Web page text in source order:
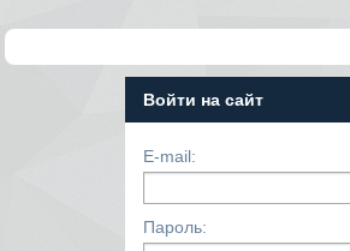
Войти на сайт
E-mail:
Пароль: